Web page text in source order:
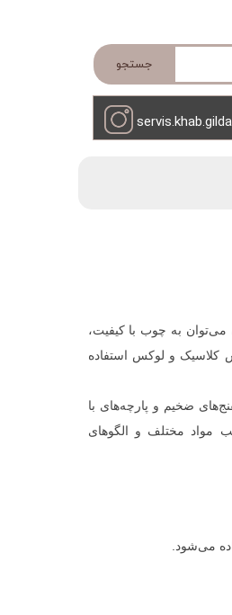
جستجو
به چوب با کیفیت،
کلاسیک و لوکس استفاده
ضخیم و پارچه‌های با
مواد مختلف و الگوهای
می‌شود.